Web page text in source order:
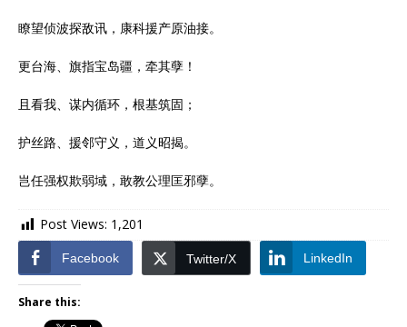
瞭望侦波探敌讯，康科援产原油接。
更台海、旗指宝岛疆，牵其孽！
且看我、谋内循环，根基筑固；
护丝路、援邻守义，道义昭揭。
岂任强权欺弱域，敢教公理匡邪孽。
Post Views: 1,201
Facebook Twitter/X LinkedIn
Share this: